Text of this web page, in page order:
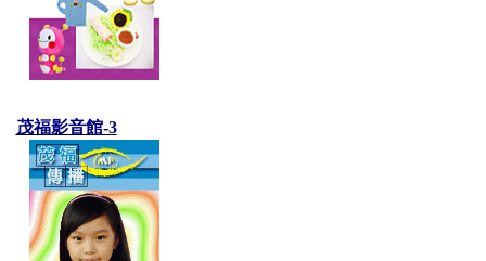
茂福影音館-3